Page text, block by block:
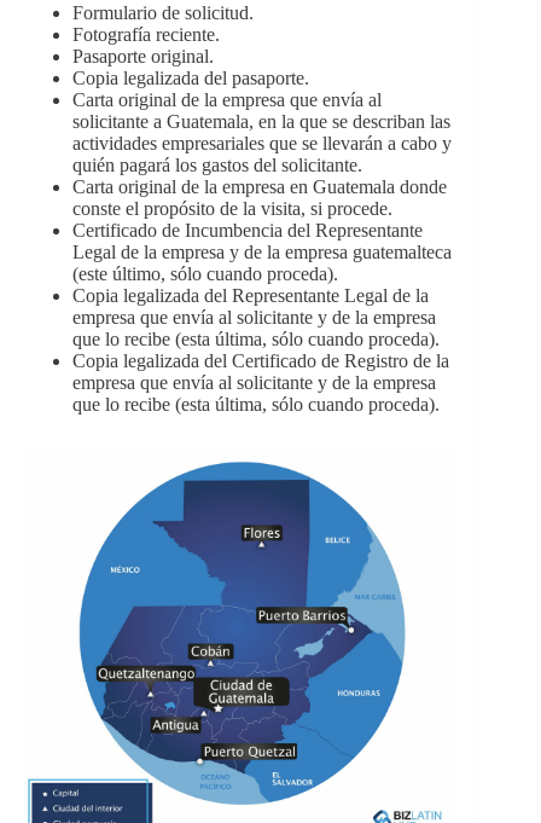
Formulario de solicitud.
Fotografía reciente.
Pasaporte original.
Copia legalizada del pasaporte.
Carta original de la empresa que envía al
solicitante a Guatemala, en la que se describan las
actividades empresariales que se llevarán a cabo y
quién pagará los gastos del solicitante.
Carta original de la empresa en Guatemala donde
conste el propósito de la visita, si procede.
Certificado de Incumbencia del Representante
Legal de la empresa y de la empresa guatemalteca
(este último, sólo cuando proceda).
Copia legalizada del Representante Legal de la
empresa que envía al solicitante y de la empresa
que lo recibe (esta última, sólo cuando proceda).
Copia legalizada del Certificado de Registro de la
empresa que envía al solicitante y de la empresa
que lo recibe (esta última, sólo cuando proceda).